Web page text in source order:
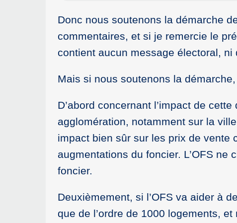
Donc nous soutenons la démarche
commentaires, et si je remercie le
contient aucun message électoral,
Mais si nous soutenons la
D’abord concernant l’impact de
agglomération, notamment sur la
impact bien sûr sur les prix de vente
augmentations du foncier. L’OFS ne
foncier.
Deuxièmement, si l’OFS va aider à
que de l’ordre de 1000 logements,